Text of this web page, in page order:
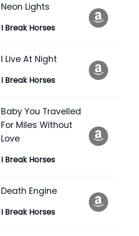
Neon Lights
I Break Horses
I Live At Night
I Break Horses
Baby You Travelled
For Miles Without
Love
I Break Horses
Death Engine
I Break Horses